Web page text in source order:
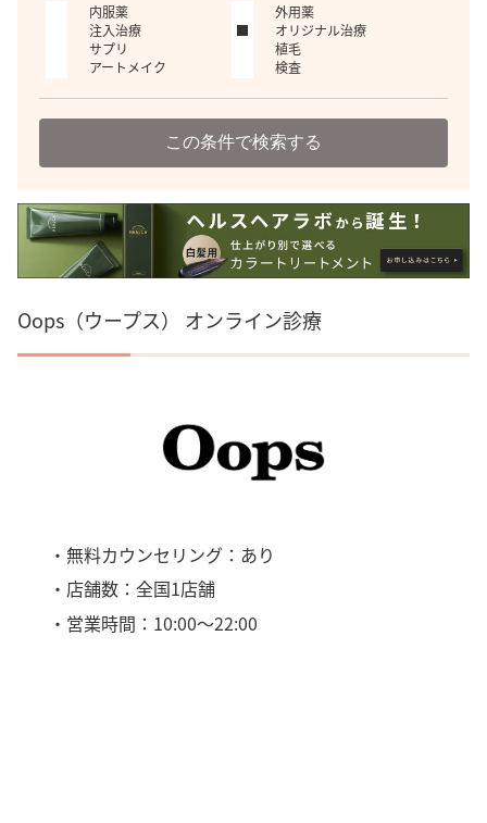
内服薬
外用薬
注入治療
オリジナル治療
サプリ
植毛
アートメイク
検査
この条件で検索する
Oops（ウープス） オンライン診療
・無料カウンセリング：あり
・店舗数：全国1店舗
・営業時間：10:00～22:00